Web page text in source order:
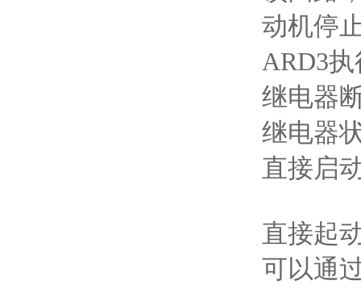
动机停
ARD3
继电器
继电器
直接启
直接起
可以通